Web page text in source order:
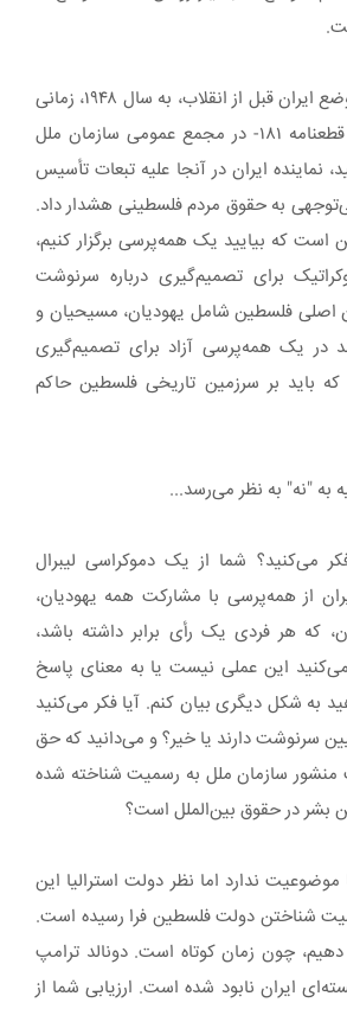
حتی اگر به سوابق موضع ایران قبل از انقلاب، به سال ۱۹۴۸، زمانی
که قطعنامه تقسیم - قطعنامه ۱۸۱- در مجمع عمومی سازمان ملل
ایران در آنجا علیه تبعات تأسیس
به حقوق مردم فلسطینی‌ هشدار داد.
است که بیایید یک همه‌پرسی برگزار کنیم،
برای تصمیم‌گیری درباره سرنوشت
اصلی فلسطین شامل یهودیان، مسیحیان و
در یک همه‌پرسی آزاد برای تصمیم‌گیری
که باید بر سرزمین‌ تاریخی فلسطین حاکم
به "نه" به نظر می‌رسد...
می‌کنید؟ شما از یک دموکراسی لیبرال
از همه‌پرسی با مشارکت همه یهودیان،
که هر فردی یک رأی برابر داشته باشد،
این عملی نیست یا به معنای پاسخ
به شکل دیگری بیان کنم. آیا فکر می‌کنید
سرنوشت دارند یا خیر؟ و می‌دانید که حق
سازمان ملل به رسمیت شناخته شده
بشر در حقوق بین‌الملل است؟
ندارد اما نظر دولت استرالیا این
شناختن دولت‌ فلسطین فرا رسیده است.
دهیم، چون زمان کوتاه است. دونالد ترامپ
ایران نابود شده است. ارزیابی شما از